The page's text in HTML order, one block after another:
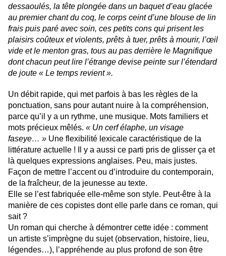
dessaoulés, la tête plongée dans un baquet d’eau glacée
au premier chant du coq, le corps ceint d’une blouse de lin
frais puis paré avec soin, ces petits cons qui prisent les
plaisirs coûteux et violents, prêts à tuer, prêts à mourir, l’œil
vide et le menton gras, tous au pas derrière le Magnifique
dont chacun peut lire l’étrange devise peinte sur l’étendard
de joute « Le temps revient ».
Un débit rapide, qui met parfois à bas les règles de la
ponctuation, sans pour autant nuire à la compréhension,
parce qu’il y a un rythme, une musique. Mots familiers et
mots précieux mêlés. « Un cerf élaphe, un visage
faseye… » Une flexibilité lexicale caractéristique de la
littérature actuelle ! Il y a aussi ce parti pris de glisser ça et
là quelques expressions anglaises. Peu, mais justes.
Façon de mettre l’accent ou d’introduire du contemporain,
de la fraîcheur, de la jeunesse au texte.
Elle se l’est fabriquée elle-même son style. Peut-être à la
manière de ces copistes dont elle parle dans ce roman, qui
sait ?
Un roman qui cherche à démontrer cette idée : comment
un artiste s’imprègne du sujet (observation, histoire, lieu,
légendes…), l’appréhende au plus profond de son être